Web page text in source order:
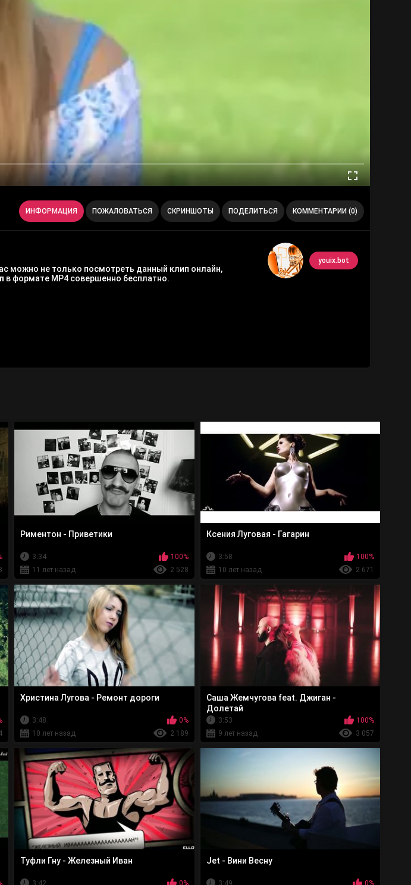
ИНФОРМАЦИЯ ПОЖАЛОВАТЬСЯ СКРИНШОТЫ ПОДЕЛИТЬСЯ КОММЕНТАРИИ (0)
youix.bot
можно не только посмотреть данный клип онлайн,
в формате MP4 совершенно бесплатно.
Риментон - Приветики
3:34
100%
11 лет назад
2 528
Ксения Луговая - Гагарин
3:58
100%
10 лет назад
2 671
Христина Лугова - Ремонт дороги
3:48
0%
10 лет назад
2 189
Саша Жемчугова feat. Джиган -
Долетай
3:53
100%
9 лет назад
3 057
Туфли Гну - Железный Иван
3:42 0%
Jet - Вини Весну
3:49 0%